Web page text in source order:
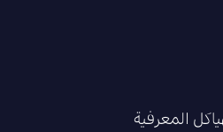
المعرفية